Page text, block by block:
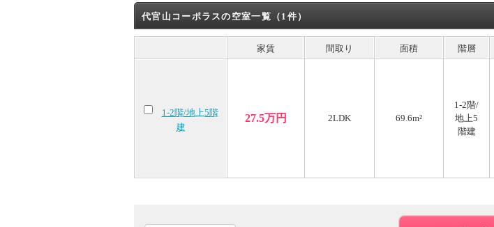
代官山コーポラスの空室一覧（1件）
家賃 間取り 面積 階層
1-2階/地上5階
建
27.5万円 2LDK 69.6m²
1-2階/
地上5
階建